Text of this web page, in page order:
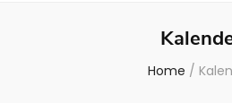
Home /